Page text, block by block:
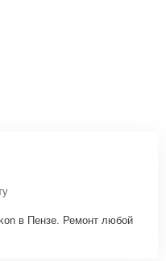
в Пензе. Ремонт любой